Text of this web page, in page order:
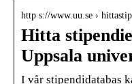
http s://www.uu.se ›
Hitta
Uppsala
I vår stipendidatabas